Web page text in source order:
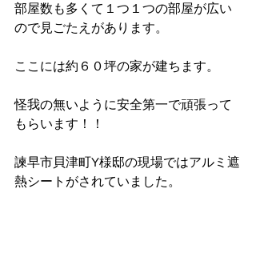
部屋数も多くて１つ１つの部屋が広い
ので見ごたえがあります。
ここには約６０坪の家が建ちます。
怪我の無いように安全第一で頑張って
もらいます！！
諫早市貝津町Y様邸の現場ではアルミ遮
熱シートがされていました。